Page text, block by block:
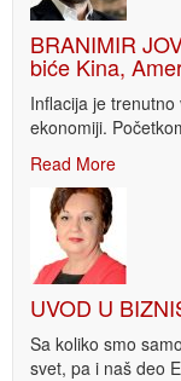
BRANIMIR
biće Kina,
Inflacija je
ekonomiji.
Read More
UVOD U
Sa koliko smo
svet, pa i naš deo